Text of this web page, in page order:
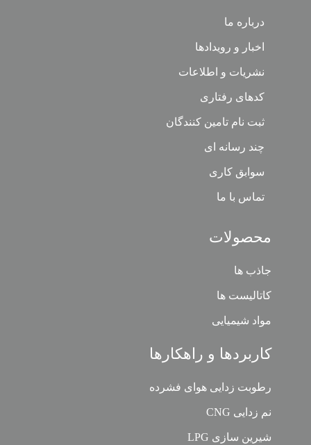
درباره ما
اخبار و رویدادها
نشریات و اطلاعات
کدهای رفتاری
ثبت نام تامین کنندگان
چند رسانه ای
سوابق کاری
تماس با ما
محصولات
جاذب ها
کاتالیست ها
مواد شیمیایی
کاربردها و راهکارها
رطوبت زدایی هوای فشرده
نم زدایی CNG
شیرین سازی LPG